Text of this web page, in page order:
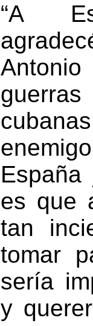
“A
es que
tan
tomar
sería
y